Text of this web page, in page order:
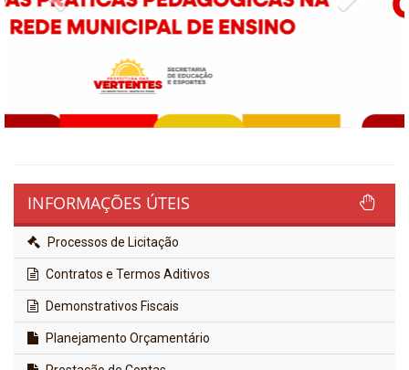
INFORMAÇÕES ÚTEIS
Processos de Licitação
Contratos e Termos Aditivos
Demonstrativos Fiscais
Planejamento Orçamentário